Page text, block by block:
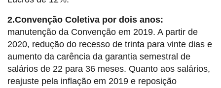
2.Convenção Coletiva por dois anos:
manutenção da Convenção em 2019. A partir de
2020, redução do recesso de trinta para vinte dias e
aumento da carência da garantia semestral de
salários de 22 para 36 meses. Quanto aos salários,
reajuste pela inflação em 2019 e reposição